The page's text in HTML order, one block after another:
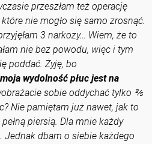
przeszłam też operację
nie mogło się samo zrosnąć.
3 narkozy… Wiem, że to
nie bez powodu, więc i tym
poddać. Żyję, bo
wydolność płuc jest na
sobie oddychać tylko ⅖
Nie pamiętam już nawet, jak to
piersią. Dla mnie każdy
Jednak dbam o siebie każdego